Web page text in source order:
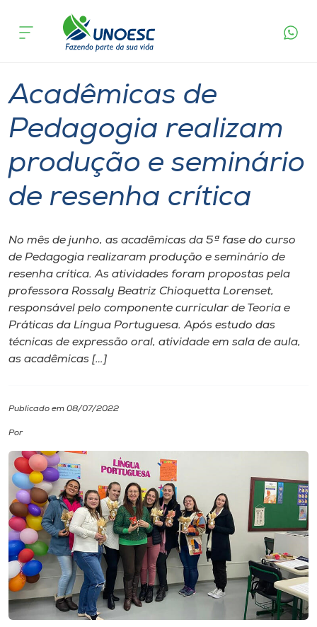
Cursos
Pesquisa
Atendimento ao Estudante
Portal de Ensino
A
Unoesc
Internacionalização
I.nova
Cultura
CPA
Biblioteca
Editora
Rádio
acontece
Acadêmicas de
Pedagogia realizam
produção e seminário
de resenha crítica
No mês de junho, as acadêmicas da 5ª fase do curso
de Pedagogia realizaram produção e seminário de
resenha crítica. As atividades foram propostas pela
professora Rossaly Beatriz Chioquetta Lorenset,
responsável pelo componente curricular de Teoria e
Práticas da Língua Portuguesa. Após estudo das
técnicas de expressão oral, atividade em sala de aula,
as acadêmicas […]
Publicado em 08/07/2022
Por